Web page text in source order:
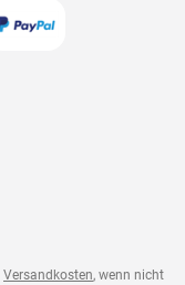
Versandkosten, wenn nicht